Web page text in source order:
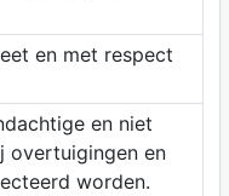
en met respect
en niet
overtuigingen en
worden.